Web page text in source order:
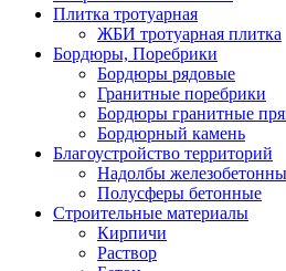
Плитка тротуарная
ЖБИ тротуарная плитка
Бордюры, Поребрики
Бордюры рядовые
Гранитные поребрики
Бордюры гранитные
Бордюрный камень
Благоустройство территорий
Надолбы
Полусферы бетонные
Строительные материалы
Кирпичи
Раствор